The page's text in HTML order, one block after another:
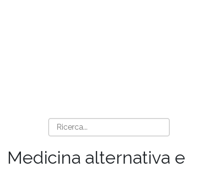
Medicina alternativa e